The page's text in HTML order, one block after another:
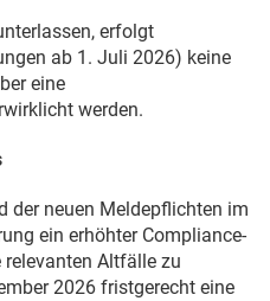
erfolgt
ab 1. Juli 2026) keine
eine
werden.
der neuen Meldepflichten im
ein erhöhter Compliance-
Altfälle zu
2026 fristgerecht eine